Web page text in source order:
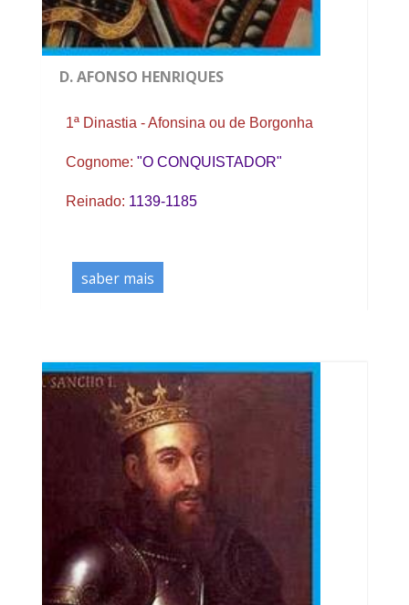
D. AFONSO HENRIQUES
1ª Dinastia - Afonsina ou de Borgonha
Cognome: "O CONQUISTADOR"
Reinado: 1139-1185
saber mais